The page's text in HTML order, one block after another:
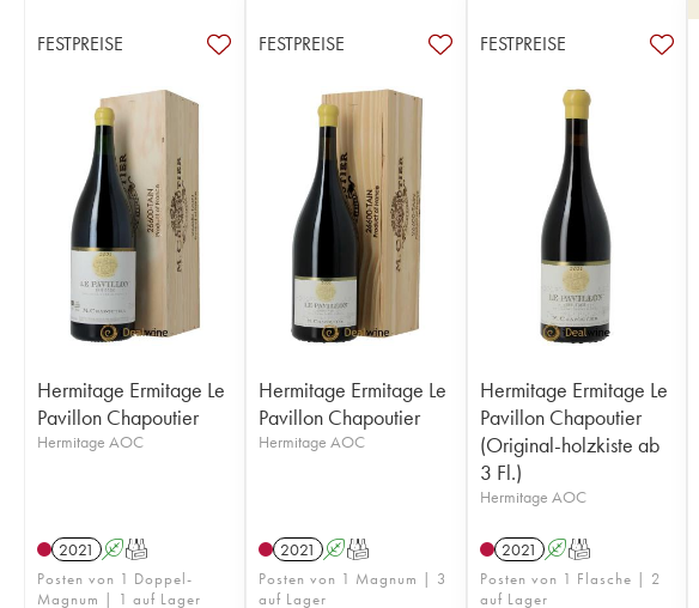
FESTPREISE
Hermitage Ermitage Le
Pavillon Chapoutier
Hermitage AOC
2021 AT
Posten von 1 Doppel-
Magnum | 1 auf Lager
FESTPREISE
Hermitage Ermitage Le
Pavillon Chapoutier
Hermitage AOC
2021 AT
Posten von 1 Magnum | 3
auf Lager
FESTPREISE
Hermitage Ermitage Le
Pavillon Chapoutier
(Original-holzkiste ab
3 Fl.)
Hermitage AOC
2021 AT
Posten von 1 Flasche | 2
auf Lager